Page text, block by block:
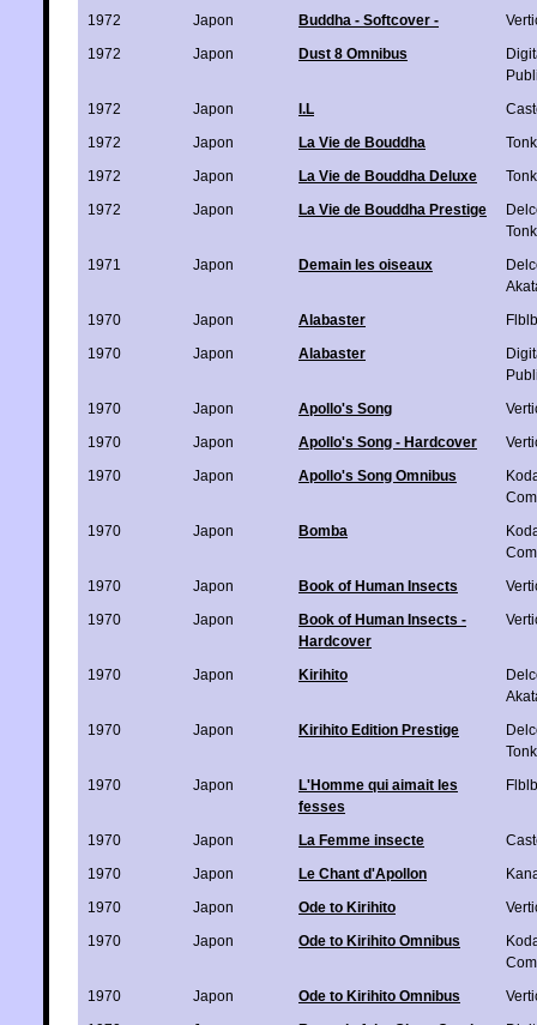
1972
Japon Buddha - Softcover -
1972
Japon Dust 8 Omnibus
1972
Japon I.L
1972
Japon La Vie de Bouddha
1972
Japon La Vie de Bouddha Deluxe
1972
Japon La Vie de Bouddha Prestige
1971
Japon Demain les oiseaux
1970
Japon Alabaster
Flblb
1970
Japon Alabaster
1970
Japon Apollo's Song
1970
Japon Apollo's Song - Hardcover
1970
Japon Apollo's Song Omnibus
1970
Japon Bomba
1970
Japon Book of Human Insects
1970
Japon
Book of Human Insects -
Hardcover
1970 Japon Kirihito
1970
Japon Kirihito Edition Prestige
1970
Japon
L'Homme qui aimait les
fesses
Flblb
1970 Japon La Femme insecte
1970
Japon Le Chant d'Apollon
1970
Japon Ode to Kirihito
1970
Japon Ode to Kirihito Omnibus
1970
Japon Ode to Kirihito Omnibus